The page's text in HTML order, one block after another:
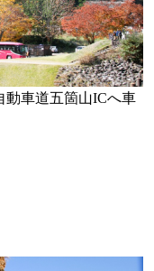
動車道五箇山ICへ車